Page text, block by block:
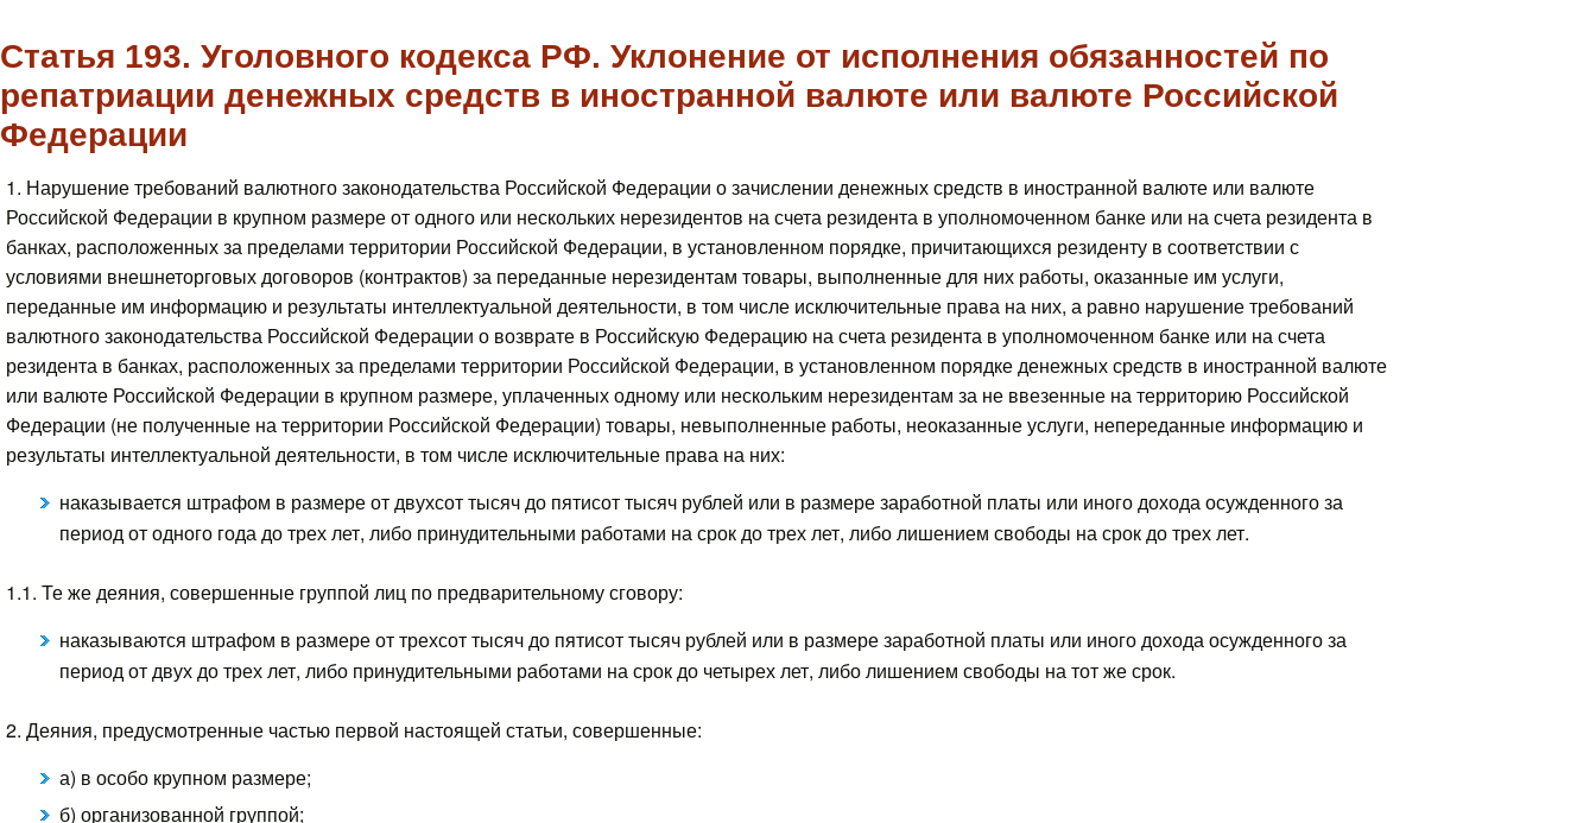
Статья 193. Уголовного кодекса РФ. Уклонение от исполнения обязанностей по
репатриации денежных средств в иностранной валюте или валюте Российской
Федерации
1. Нарушение требований валютного законодательства Российской Федерации о зачислении денежных средств в иностранной валюте или валюте
Российской Федерации в крупном размере от одного или нескольких нерезидентов на счета резидента в уполномоченном банке или на счета резидента в
банках, расположенных за пределами территории Российской Федерации, в установленном порядке, причитающихся резиденту в соответствии с
условиями внешнеторговых договоров (контрактов) за переданные нерезидентам товары, выполненные для них работы, оказанные им услуги,
переданные им информацию и результаты интеллектуальной деятельности, в том числе исключительные права на них, а равно нарушение требований
валютного законодательства Российской Федерации о возврате в Российскую Федерацию на счета резидента в уполномоченном банке или на счета
резидента в банках, расположенных за пределами территории Российской Федерации, в установленном порядке денежных средств в иностранной валюте
или валюте Российской Федерации в крупном размере, уплаченных одному или нескольким нерезидентам за не ввезенные на территорию Российской
Федерации (не полученные на территории Российской Федерации) товары, невыполненные работы, неоказанные услуги, непереданные информацию и
результаты интеллектуальной деятельности, в том числе исключительные права на них:
наказывается штрафом в размере от двухсот тысяч до пятисот тысяч рублей или в размере заработной платы или иного дохода осужденного за
период от одного года до трех лет, либо принудительными работами на срок до трех лет, либо лишением свободы на срок до трех лет.
1.1. Те же деяния, совершенные группой лиц по предварительному сговору:
наказываются штрафом в размере от трехсот тысяч до пятисот тысяч рублей или в размере заработной платы или иного дохода осужденного за
период от двух до трех лет, либо принудительными работами на срок до четырех лет, либо лишением свободы на тот же срок.
2. Деяния, предусмотренные частью первой настоящей статьи, совершенные:
а) в особо крупном размере;
б) организованной группой;